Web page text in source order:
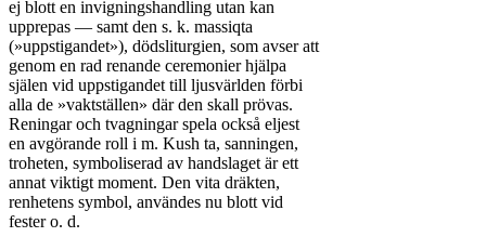
ej blott en invigningshandling utan kan
upprepas — samt den s. k. massiqta
(»uppstigandet»), dödsliturgien, som avser att
genom en rad renande ceremonier hjälpa
själen vid uppstigandet till ljusvärlden förbi
alla de »vaktställen» där den skall prövas.
Reningar och tvagningar spela också eljest
en avgörande roll i m. Kush ta, sanningen,
troheten, symboliserad av handslaget är ett
annat viktigt moment. Den vita dräkten,
renhetens symbol, användes nu blott vid
fester o. d.